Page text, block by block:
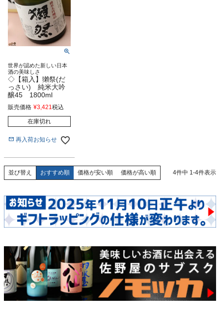
世界が認めた新しい日本
酒の美味しさ
◇【箱入】獺祭(だ
っさい) 純米大吟
醸45 1800ml
販売価格 ¥3,421税込
在庫切れ
再入荷お知らせ
並び替え おすすめ順 価格が安い順 価格が高い順 4件中 1-4件表示